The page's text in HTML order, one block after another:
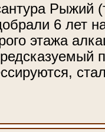
Рыжий
6 лет
этажа